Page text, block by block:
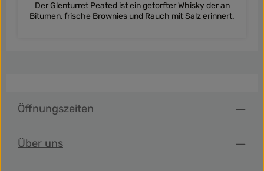
Der Glenturret Peated ist ein getorfter Whisky der an
Bitumen, frische Brownies und Rauch mit Salz erinnert.
Öffnungszeiten
Über uns